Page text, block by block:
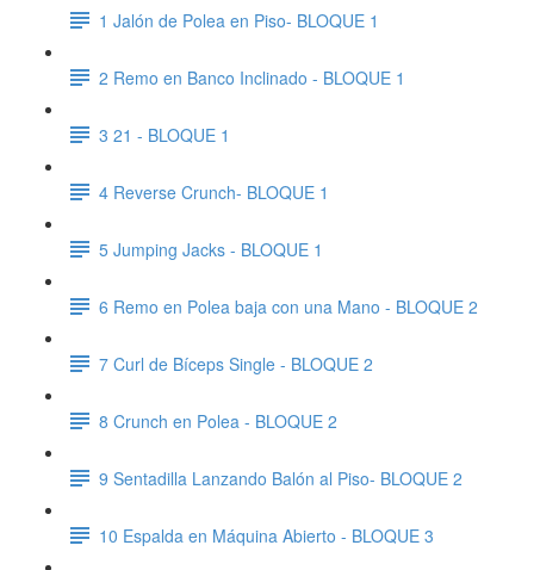
1 Jalón de Polea en Piso- BLOQUE 1
2 Remo en Banco Inclinado - BLOQUE 1
3 21 - BLOQUE 1
4 Reverse Crunch- BLOQUE 1
5 Jumping Jacks - BLOQUE 1
6 Remo en Polea baja con una Mano - BLOQUE 2
7 Curl de Bíceps Single - BLOQUE 2
8 Crunch en Polea - BLOQUE 2
9 Sentadilla Lanzando Balón al Piso- BLOQUE 2
10 Espalda en Máquina Abierto - BLOQUE 3